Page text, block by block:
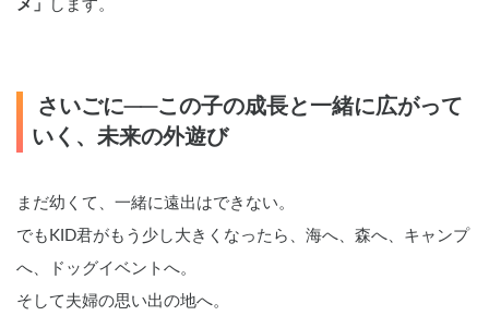
メ」
します。
いく、未来の外遊び
まだ幼くて、一緒に遠出はできない。
でもKID君がもう少し大きくなったら、海へ、森へ、キャンプ
へ、ドッグイベントへ。
そして夫婦の思い出の地へ。